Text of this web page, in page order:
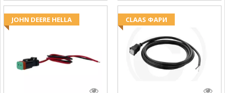
JOHN DEERE HELLA CLAAS ФАРИ